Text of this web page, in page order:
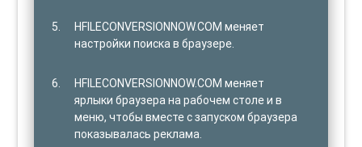
HFILECONVERSIONNOW.COM меняет
настройки поиска в браузере.
HFILECONVERSIONNOW.COM меняет
ярлыки браузера на рабочем столе и в
меню, чтобы вместе с запуском браузера
показывалась реклама.